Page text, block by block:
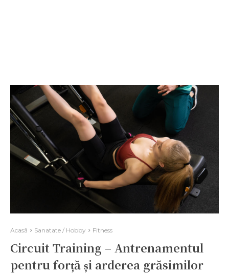
Acasă Sanatate / Hobby Fitness
Circuit Training – Antrenamentul
pentru forță și arderea grăsimilor